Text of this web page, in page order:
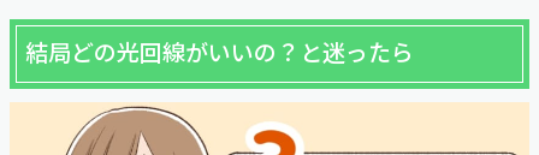
結局どの光回線がいいの？と迷ったら